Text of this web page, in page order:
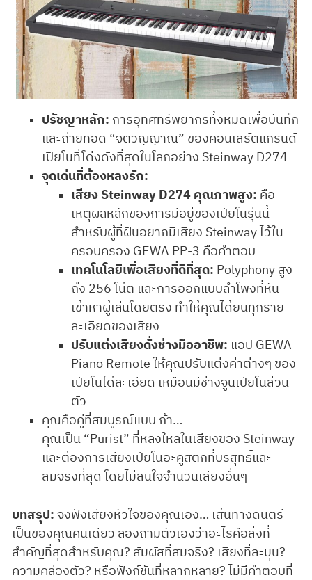
ปรัชญาหลัก: การอุทิศทรัพยากรทั้งหมดเพื่อบันทึก
และถ่ายทอด “จิตวิญญาณ” ของคอนเสิร์ตแกรนด์
เปียโนที่โด่งดังที่สุดในโลกอย่าง Steinway D274
จุดเด่นที่ต้องหลงรัก:
เสียง Steinway D274 คุณภาพสูง: คือ
เหตุผลหลักของการมีอยู่ของเปียโนรุ่นนี้
สำหรับผู้ที่ฝันอยากมีเสียง Steinway ไว้ใน
ครอบครอง GEWA PP-3 คือคำตอบ
เทคโนโลยีเพื่อเสียงที่ดีที่สุด: Polyphony สูง
ถึง 256 โน้ต และการออกแบบลำโพงที่หัน
เข้าหาผู้เล่นโดยตรง ทำให้คุณได้ยินทุกราย
ละเอียดของเสียง
ปรับแต่งเสียงดั่งช่างมืออาชีพ: แอป GEWA
Piano Remote ให้คุณปรับแต่งค่าต่างๆ ของ
เปียโนได้ละเอียด เหมือนมีช่างจูนเปียโนส่วน
ตัว
คุณคือคู่ที่สมบูรณ์แบบ ถ้า…
คุณเป็น “Purist” ที่หลงใหลในเสียงของ Steinway
และต้องการเสียงเปียโนอะคูสติกที่บริสุทธิ์และ
สมจริงที่สุด โดยไม่สนใจจำนวนเสียงอื่นๆ
บทสรุป: จงฟังเสียงหัวใจของคุณเอง… เส้นทางดนตรี
เป็นของคุณคนเดียว ลองถามตัวเองว่าอะไรคือสิ่งที่
สำคัญที่สุดสำหรับคุณ? สัมผัสที่สมจริง? เสียงที่ละมุน?
ความคล่องตัว? หรือฟังก์ชันที่หลากหลาย? ไม่มีคำตอบที่